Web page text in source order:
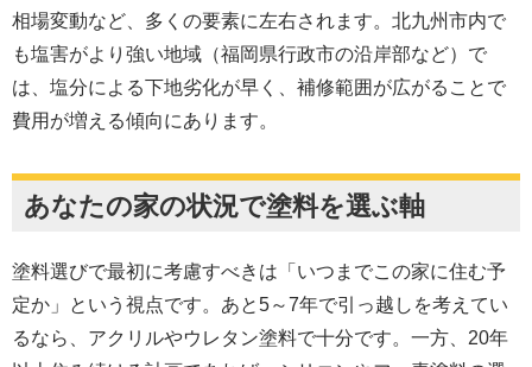
相場変動など、多くの要素に左右されます。北九州市内で
も塩害がより強い地域（福岡県行政市の沿岸部など）で
は、塩分による下地劣化が早く、補修範囲が広がることで
費用が増える傾向にあります。
あなたの家の状況で塗料を選ぶ軸
塗料選びで最初に考慮すべきは「いつまでこの家に住む予
定か」という視点です。あと5～7年で引っ越しを考えてい
るなら、アクリルやウレタン塗料で十分です。一方、20年